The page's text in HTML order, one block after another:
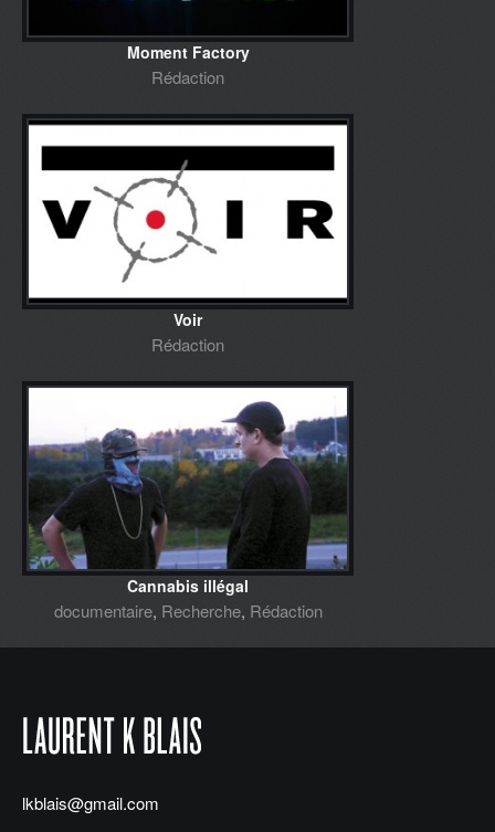
Moment Factory
Rédaction
Voir
Rédaction
Cannabis illégal
documentaire, Recherche, Rédaction
lkblais@gmail.com